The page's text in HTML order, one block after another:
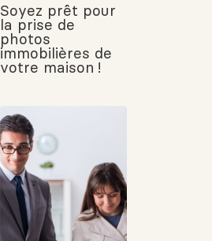
Soyez prêt pour
la prise de
photos
immobilières de
votre maison !